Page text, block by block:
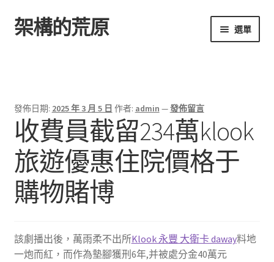
跳
至
跳
至
架構的荒原 選單
發佈日期: 2025 年 3 月 5 日 作者: admin —發佈留言
收費員截留234萬klook
旅遊優惠住院價格于
購物賭博
該劇播出後，萬雨柔不出所Klook 永豐 大衛卡 daway料地
一炮而紅，而作為墊腳獲刑6年,并被處分金40萬元